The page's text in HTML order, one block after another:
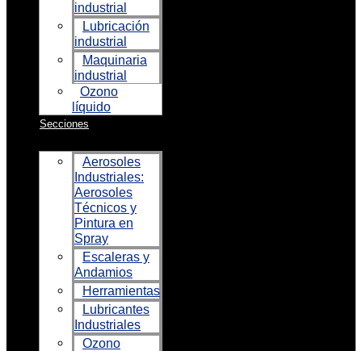
industrial
Lubricación
industrial
Maquinaria
industrial
Ozono
líquido
Secciones
Aerosoles
Industriales:
Aerosoles
Técnicos y
Pintura en
Spray
Escaleras y
Andamios
Herramientas
Lubricantes
Industriales
Ozono